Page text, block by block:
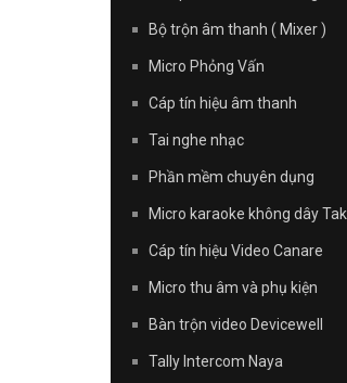
Bộ trộn âm thanh ( Mixer )
Micro Phỏng Vấn
Cáp tín hiệu âm thanh
Tai nghe nhạc
Phần mềm chuyên dụng
Micro karaoke không dây
Cáp tín hiệu Video Canare
Micro thu âm và phụ kiện
Bàn trộn video Devicewell
Tally Intercom Naya